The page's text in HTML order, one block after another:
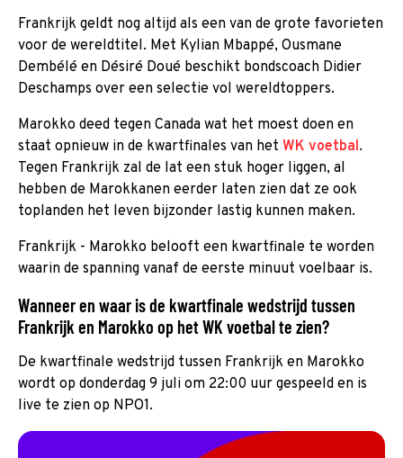
Frankrijk geldt nog altijd als een van de grote favorieten
voor de wereldtitel. Met Kylian Mbappé, Ousmane
Dembélé en Désiré Doué beschikt bondscoach Didier
Deschamps over een selectie vol wereldtoppers.
Marokko deed tegen Canada wat het moest doen en
staat opnieuw in de kwartfinales van het WK voetbal.
Tegen Frankrijk zal de lat een stuk hoger liggen, al
hebben de Marokkanen eerder laten zien dat ze ook
toplanden het leven bijzonder lastig kunnen maken.
Frankrijk - Marokko belooft een kwartfinale te worden
waarin de spanning vanaf de eerste minuut voelbaar is.
Wanneer en waar is de kwartfinale wedstrijd tussen
Frankrijk en Marokko op het WK voetbal te zien?
De kwartfinale wedstrijd tussen Frankrijk en Marokko
wordt op donderdag 9 juli om 22:00 uur gespeeld en is
live te zien op NPO1.